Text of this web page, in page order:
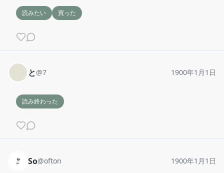
読みたい 買った
と@7 1900年1月1日
読み終わった
So@ofton 1900年1月1日